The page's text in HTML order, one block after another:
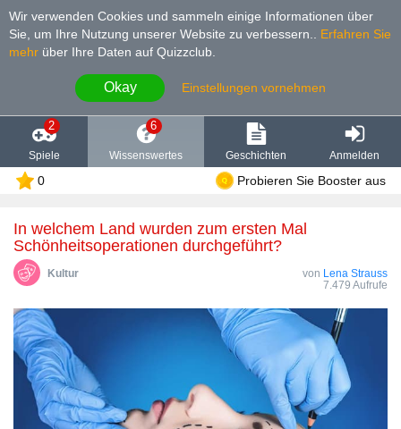
Wir verwenden Cookies und sammeln einige Informationen über
Sie, um Ihre Nutzung unserer Website zu verbessern.
Erfahren Sie
mehr über Ihre Daten auf Quizzclub.
Okay Einstellungen vornehmen
2
Spiele
6
Wissenswertes Geschichten Anmelden
0 Probieren Sie Booster aus
In welchem Land wurden zum ersten Mal
Schönheitsoperationen durchgeführt?
Kultur von Lena Strauss
7.479 Aufrufe